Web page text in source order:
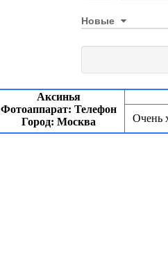
Новые
Аксинья
Фотоаппарат: Телефон
Город: Москва
Очень